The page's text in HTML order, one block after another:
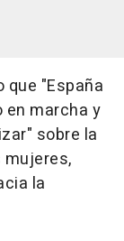
que "España
en marcha y
sobre la
mujeres,
la